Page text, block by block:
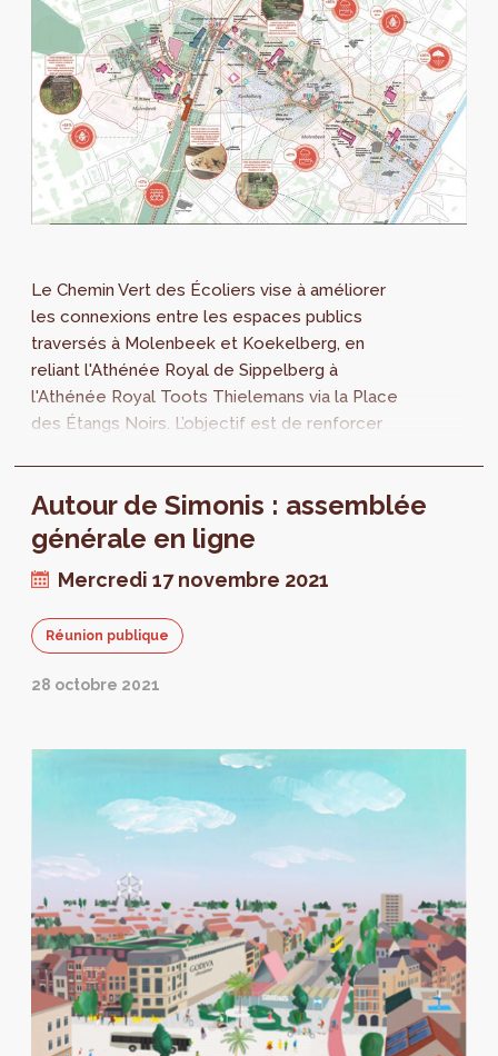
Le Chemin Vert des Écoliers vise à améliorer
les connexions entre les espaces publics
traversés à Molenbeek et Koekelberg, en
reliant l'Athénée Royal de Sippelberg à
l'Athénée Royal Toots Thielemans via la Place
des Étangs Noirs. L’objectif est de renforcer
accessibles et agréables. Un processus
participatif a été mis en place pour recueillir
leur avis, et spécifiquement celui des
écoliers.
Autour de Simonis : assemblée
générale en ligne
Mercredi 17 novembre 2021
Réunion publique
28 octobre 2021